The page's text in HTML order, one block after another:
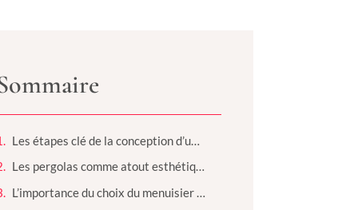
Les étapes clé de la conception d’une terrasse
Les pergolas comme atout esthétique et fonctionnel
L’importance du choix du menuisier pour une terrasse parfaite